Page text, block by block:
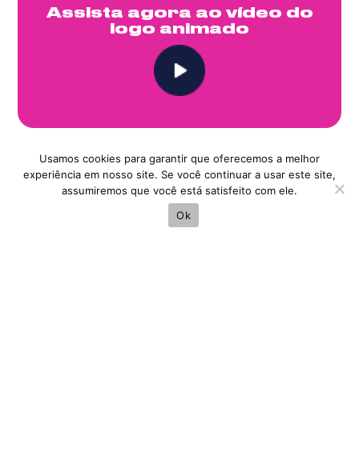
Assista agora ao vídeo do
logo animado
Usamos cookies para garantir que oferecemos a melhor
experiência em nosso site. Se você continuar a usar este site,
assumiremos que você está satisfeito com ele.
Ok